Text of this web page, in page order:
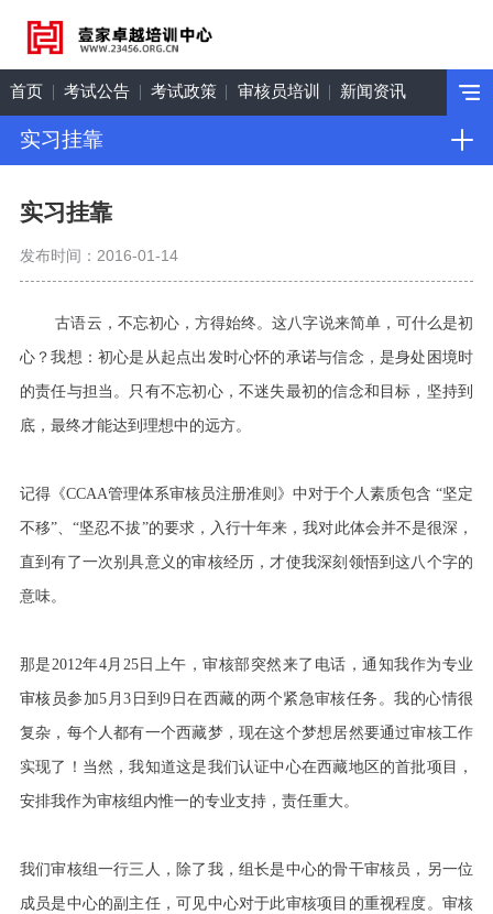
首页 考试公告 考试政策 审核员培训 新闻资讯
实习挂靠
实习挂靠
发布时间：2016-01-14
古语云，不忘初心，方得始终。这八字说来简单，可什么是初
心？我想：初心是从起点出发时心怀的承诺与信念，是身处困境时
的责任与担当。只有不忘初心，不迷失最初的信念和目标，坚持到
底，最终才能达到理想中的远方。
记得《CCAA管理体系审核员注册准则》中对于个人素质包含 “坚定
不移”、“坚忍不拔”的要求，入行十年来，我对此体会并不是很深，
直到有了一次别具意义的审核经历，才使我深刻领悟到这八个字的
意味。
那是2012年4月25日上午，审核部突然来了电话，通知我作为专业
审核员参加5月3日到9日在西藏的两个紧急审核任务。我的心情很
复杂，每个人都有一个西藏梦，现在这个梦想居然要通过审核工作
实现了！当然，我知道这是我们认证中心在西藏地区的首批项目，
安排我作为审核组内惟一的专业支持，责任重大。
我们审核组一行三人，除了我，组长是中心的骨干审核员，另一位
成员是中心的副主任，可见中心对于此审核项目的重视程度。审核